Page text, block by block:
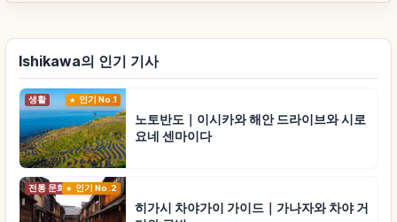
Ishikawa의 인기 기사
생활 인기 No.1
노토반도｜이시카와 해안 드라이브와 시로
요네 센마이다
전통 문화 인기 No.2
히가시 차야가이 가이드｜가나자와 차야 거